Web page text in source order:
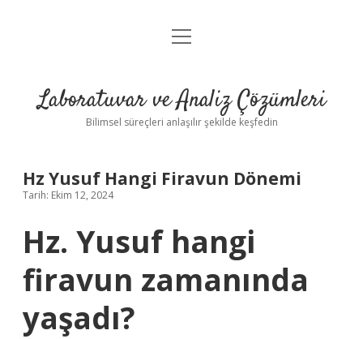
Anasayfa
Yasal Uyarı
menüyü
Laboratuvar ve Analiz Çözümleri
Bilimsel süreçleri anlaşılır şekilde keşfedin
Hz Yusuf Hangi Firavun Dönemi
Tarih: Ekim 12, 2024
Hz. Yusuf hangi
firavun zamanında
yaşadı?